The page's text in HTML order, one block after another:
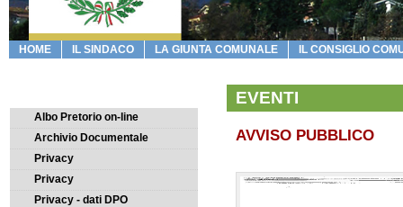
HOME IL SINDACO LA GIUNTA COMUNALE IL CONSIGLIO
EVENTI
AVVISO PUBBLICO
Albo Pretorio on-line
Archivio Documentale
Privacy
Privacy
Privacy - dati DPO